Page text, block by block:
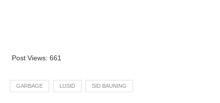
Post Views: 661
GARBAGE LUSID SID BAUNING